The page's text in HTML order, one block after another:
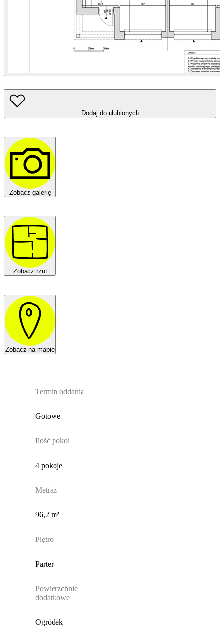
Dodaj do ulubionych
Zobacz galerię
Zobacz rzut
Zobacz na mapie
Termin oddania
Gotowe
Ilość pokoi
4 pokoje
Metraż
96,2 m²
Piętro
Parter
Powierzchnie
dodatkowe
Ogródek